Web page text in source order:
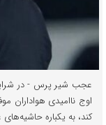
عجب شیر پرس - در
اوج ناامیدی هواداران
کند، به یکباره